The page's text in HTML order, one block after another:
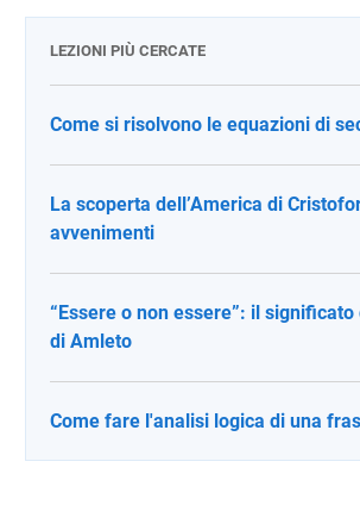
LEZIONI PIÙ CERCATE
Come si risolvono le equazioni di
La scoperta dell’America di
avvenimenti
“Essere o non essere”: il
di Amleto
Come fare l'analisi logica di una